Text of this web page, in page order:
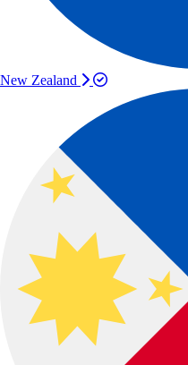
New Zealand